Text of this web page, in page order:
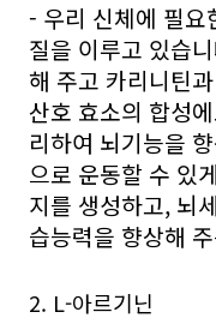
- 우리 신체에 필요
질을 이루고 있습
해 주고 카리니틴
산호 효소의 합성
리하여 뇌기능을
으로 운동할 수 있
지를 생성하고, 뇌
습능력을 향상해
2. L-아르기닌